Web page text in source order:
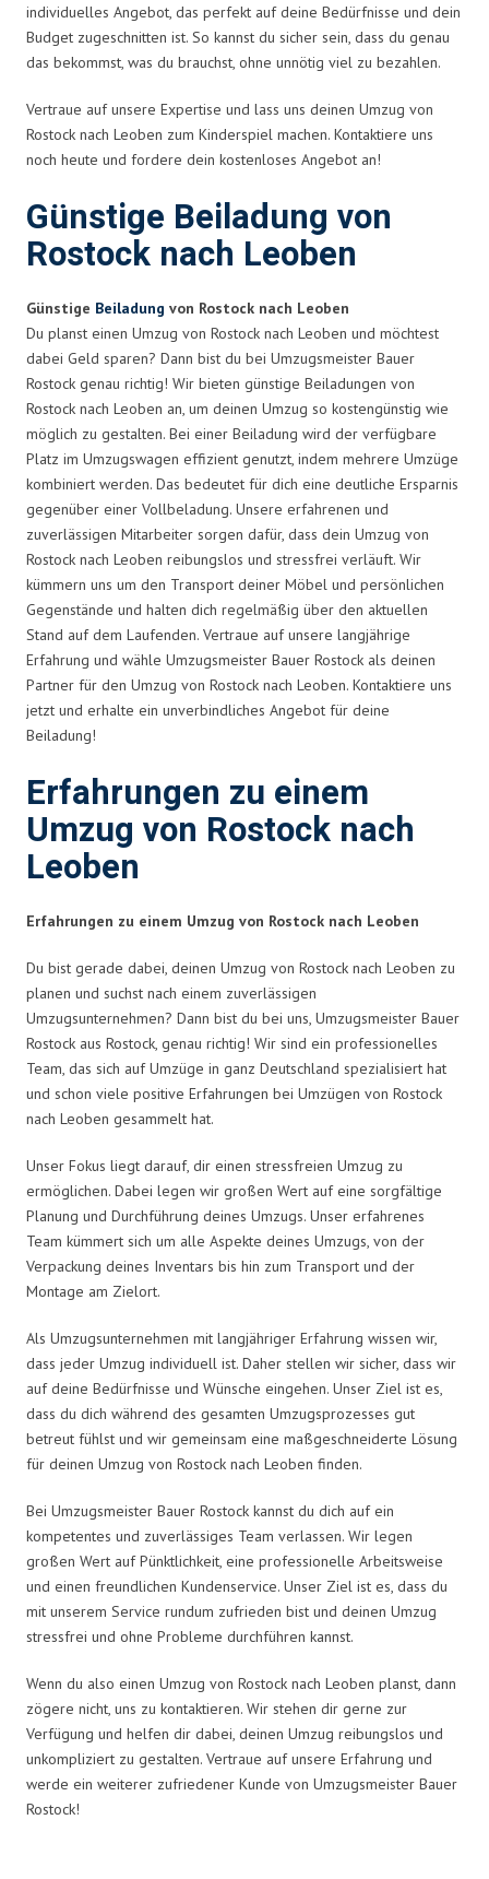
individuelles Angebot, das perfekt auf deine Bedürfnisse und dein
Budget zugeschnitten ist. So kannst du sicher sein, dass du genau
das bekommst, was du brauchst, ohne unnötig viel zu bezahlen.
Vertraue auf unsere Expertise und lass uns deinen Umzug von
Rostock nach Leoben zum Kinderspiel machen. Kontaktiere uns
noch heute und fordere dein kostenloses Angebot an!
Günstige Beiladung von
Rostock nach Leoben
Günstige Beiladung von Rostock nach Leoben
Du planst einen Umzug von Rostock nach Leoben und möchtest
dabei Geld sparen? Dann bist du bei Umzugsmeister Bauer
Rostock genau richtig! Wir bieten günstige Beiladungen von
Rostock nach Leoben an, um deinen Umzug so kostengünstig wie
möglich zu gestalten. Bei einer Beiladung wird der verfügbare
Platz im Umzugswagen effizient genutzt, indem mehrere Umzüge
kombiniert werden. Das bedeutet für dich eine deutliche Ersparnis
gegenüber einer Vollbeladung. Unsere erfahrenen und
zuverlässigen Mitarbeiter sorgen dafür, dass dein Umzug von
Rostock nach Leoben reibungslos und stressfrei verläuft. Wir
kümmern uns um den Transport deiner Möbel und persönlichen
Gegenstände und halten dich regelmäßig über den aktuellen
Stand auf dem Laufenden. Vertraue auf unsere langjährige
Erfahrung und wähle Umzugsmeister Bauer Rostock als deinen
Partner für den Umzug von Rostock nach Leoben. Kontaktiere uns
jetzt und erhalte ein unverbindliches Angebot für deine
Beiladung!
Erfahrungen zu einem
Umzug von Rostock nach
Leoben
Erfahrungen zu einem Umzug von Rostock nach Leoben
Du bist gerade dabei, deinen Umzug von Rostock nach Leoben zu
planen und suchst nach einem zuverlässigen
Umzugsunternehmen? Dann bist du bei uns, Umzugsmeister Bauer
Rostock aus Rostock, genau richtig! Wir sind ein professionelles
Team, das sich auf Umzüge in ganz Deutschland spezialisiert hat
und schon viele positive Erfahrungen bei Umzügen von Rostock
nach Leoben gesammelt hat.
Unser Fokus liegt darauf, dir einen stressfreien Umzug zu
ermöglichen. Dabei legen wir großen Wert auf eine sorgfältige
Planung und Durchführung deines Umzugs. Unser erfahrenes
Team kümmert sich um alle Aspekte deines Umzugs, von der
Verpackung deines Inventars bis hin zum Transport und der
Montage am Zielort.
Als Umzugsunternehmen mit langjähriger Erfahrung wissen wir,
dass jeder Umzug individuell ist. Daher stellen wir sicher, dass wir
auf deine Bedürfnisse und Wünsche eingehen. Unser Ziel ist es,
dass du dich während des gesamten Umzugsprozesses gut
betreut fühlst und wir gemeinsam eine maßgeschneiderte Lösung
für deinen Umzug von Rostock nach Leoben finden.
Bei Umzugsmeister Bauer Rostock kannst du dich auf ein
kompetentes und zuverlässiges Team verlassen. Wir legen
großen Wert auf Pünktlichkeit, eine professionelle Arbeitsweise
und einen freundlichen Kundenservice. Unser Ziel ist es, dass du
mit unserem Service rundum zufrieden bist und deinen Umzug
stressfrei und ohne Probleme durchführen kannst.
Wenn du also einen Umzug von Rostock nach Leoben planst, dann
zögere nicht, uns zu kontaktieren. Wir stehen dir gerne zur
Verfügung und helfen dir dabei, deinen Umzug reibungslos und
unkompliziert zu gestalten. Vertraue auf unsere Erfahrung und
werde ein weiterer zufriedener Kunde von Umzugsmeister Bauer
Rostock!